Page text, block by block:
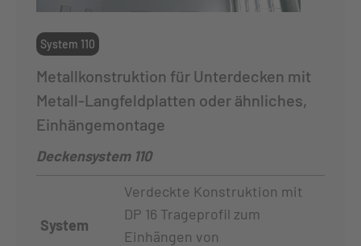
System 110
Metallkonstruktion für Unterdecken mit
Metall-Langfeldplatten oder ähnliches,
Einhängemontage
Deckensystem 110
System
Verdeckte Konstruktion mit
DP 16 Trageprofil zum
Einhängen von